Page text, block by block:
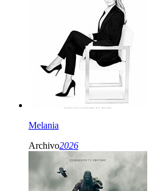
Melania
Archivo2026